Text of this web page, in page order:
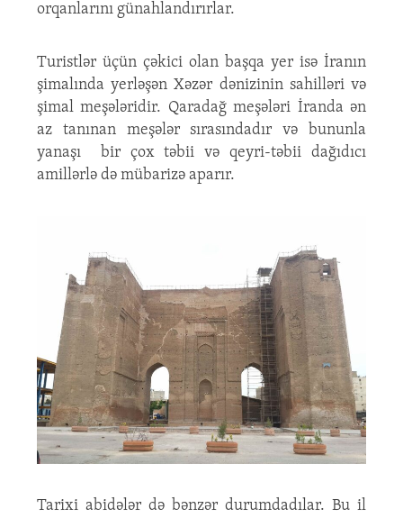
orqanlarını günahlandırırlar.
Turistlər üçün çəkici olan başqa yer isə İranın
şimalında yerləşən Xəzər dənizinin sahilləri və
şimal meşələridir. Qaradağ meşələri İranda ən
az tanınan meşələr sırasındadır və bununla
yanaşı bir çox təbii və qeyri-təbii dağıdıcı
amillərlə də mübarizə aparır.
Tarixi abidələr də bənzər durumdadılar. Bu il